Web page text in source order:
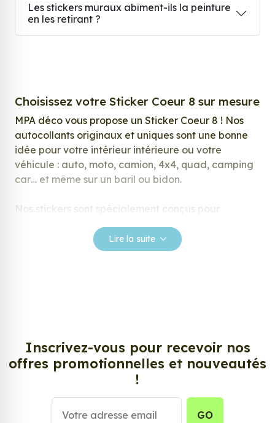
Les stickers muraux abîment-ils la peinture
en les retirant ?
Choisissez votre Sticker Coeur 8 sur mesure
MPA déco vous propose un Sticker Coeur 8 ! Nos
autocollants originaux et uniques sont une bonne
idée pour votre intérieur intérieure ou votre
véhicule : auto, moto, camion, 4x4, quad, camping
car… et même sur un baril ou bidon.
Nos stickers sont spécialement conçus pour
notre large gamme de stickers.
décorer votre intérieur ou votre véhicule.
Personnalisez la surface de votre choix avec nos
stickers muraux et stickers véhicule. Une solution
simple et rapide qui transforme toutes surfaces
lisses, propres et non poreuses.
Lire la suite
Inscrivez-vous pour recevoir nos
offres promotionnelles et nouveautés
!
GO